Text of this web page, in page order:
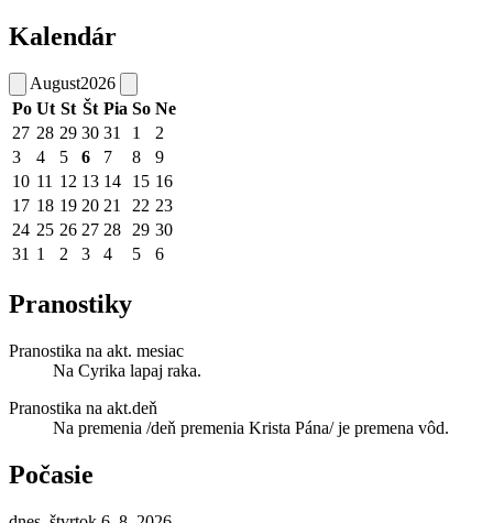
Kalendár
August2026
Po Ut St Št Pia So Ne
27 28 29 30 31 1
2
3
4 5 6 7 8
9
10 11 12 13 14 15 16
17 18 19 20 21 22 23
24 25 26 27 28 29 30
31 1 2 3 4 5 6
Pranostiky
Pranostika na akt. mesiac
Na Cyrika lapaj raka.
Pranostika na akt.deň
Na premenia /deň premenia Krista Pána/ je premena vôd.
Počasie